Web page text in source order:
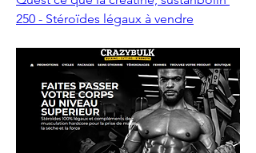
250 - Stéroïdes légaux à vendre